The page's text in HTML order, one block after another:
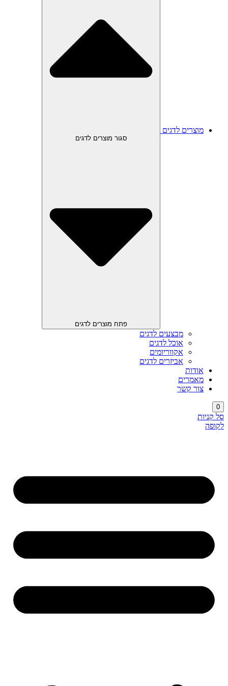
מוצרים לדגים
סגור מוצרים לדגים
פתח מוצרים לדגים
מבצעים לדגים
אוכל לדגים
אקווריומים
אביזרים לדגים
אודות
מאמרים
צור קשר
0
סל קניות
לקופה